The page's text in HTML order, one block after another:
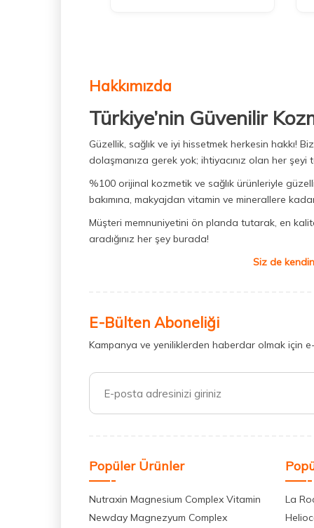
Bioderma Sebium Ürünleri
Vichy Liftactiv Ürünleri (11)
Kadın Roll-On(12)
La Roche Posay Effaclar Ürünleri
Phyto Phytocolor Saç Boyaları
(14)
Nuxe Huile Prodigieuse Ürünleri
Hakkımızda
Türkiye’nin Güvenilir
Güzellik, sağlık ve iyi hissetmek herkesin hakkı!
dolaşmanıza gerek yok; ihtiyacınız olan her şeyi
%100 orijinal kozmetik ve sağlık ürünleriyle
bakımına, makyajdan vitamin ve minerallere
Müşteri memnuniyetini ön planda tutarak, en
aradığınız her şey burada!
Siz de
E-Bülten Aboneliği
Kampanya ve yeniliklerden haberdar olmak için
Popüler Ürünler
Nutraxin Magnesium Complex Vitamin
Newday Magnezyum Complex
La